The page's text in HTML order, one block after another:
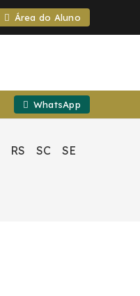
Área do Aluno
WhatsApp
RS SC
SE